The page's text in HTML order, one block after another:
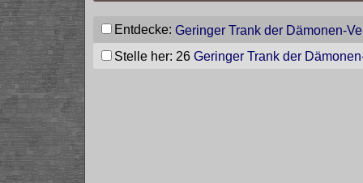
Entdecke: Geringer Trank der Dämonen-
Stelle her: 26 Geringer Trank der